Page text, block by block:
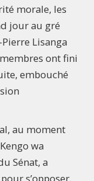
morale, les
jour au gré
Lisanga
ont fini
embouché
au moment
wa
Sénat, a
s’opposer,